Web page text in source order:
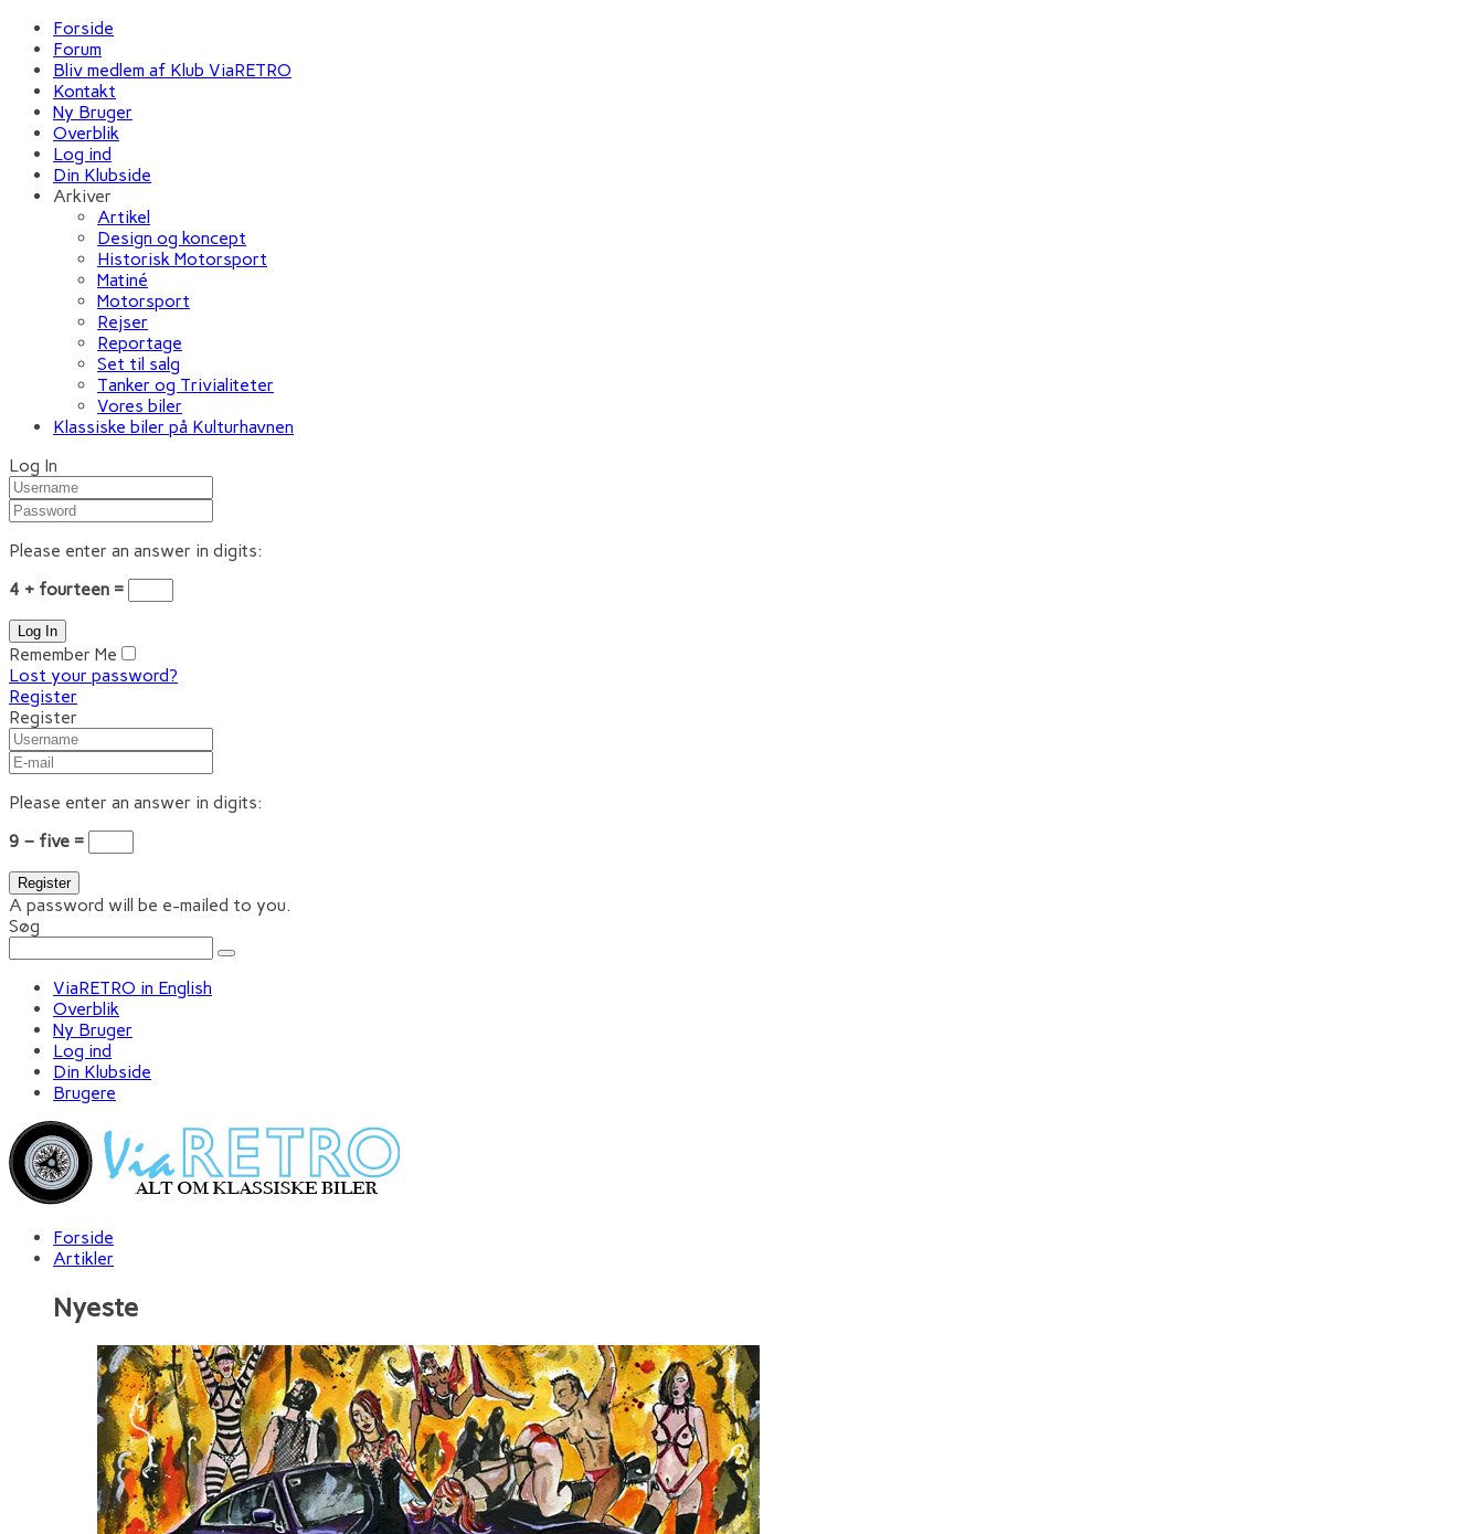
Forside
Forum
Bliv medlem af Klub ViaRETRO
Kontakt
Ny Bruger
Overblik
Log ind
Din Klubside
Arkiver
Artikel
Design og koncept
Historisk Motorsport
Matiné
Motorsport
Rejser
Reportage
Set til salg
Tanker og Trivialiteter
Vores biler
Klassiske biler på Kulturhavnen
Log In
Please enter an answer in digits:
4 + fourteen =
Remember Me
Lost your password?
Register
Register
Please enter an answer in digits:
9 − five =
A password will be e-mailed to you.
Søg
ViaRETRO in English
Overblik
Ny Bruger
Log ind
Din Klubside
Brugere
Forside
Artikler
Nyeste